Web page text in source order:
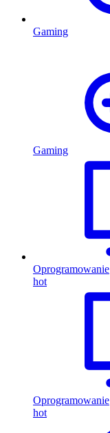
Gaming
Gaming
Oprogramowanie
hot
Oprogramowanie
hot